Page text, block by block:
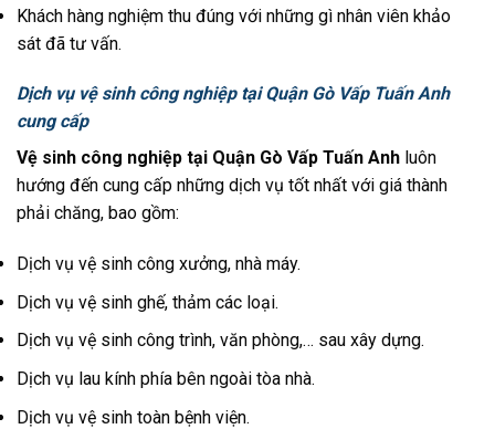
Khách hàng nghiệm thu đúng với những gì nhân viên khảo
sát đã tư vấn.
Dịch vụ vệ sinh công nghiệp tại Quận Gò Vấp Tuấn Anh
cung cấp
Vệ sinh công nghiệp tại Quận Gò Vấp Tuấn Anh luôn
hướng đến cung cấp những dịch vụ tốt nhất với giá thành
phải chăng, bao gồm:
Dịch vụ vệ sinh công xưởng, nhà máy.
Dịch vụ vệ sinh ghế, thảm các loại.
Dịch vụ vệ sinh công trình, văn phòng,… sau xây dựng.
Dịch vụ lau kính phía bên ngoài tòa nhà.
Dịch vụ vệ sinh toàn bệnh viện.